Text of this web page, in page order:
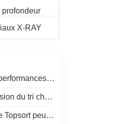
X-RAY
le tri des particules de plastique ?
t-elle soudainement ?
couleur et défauts en une seule opération ?